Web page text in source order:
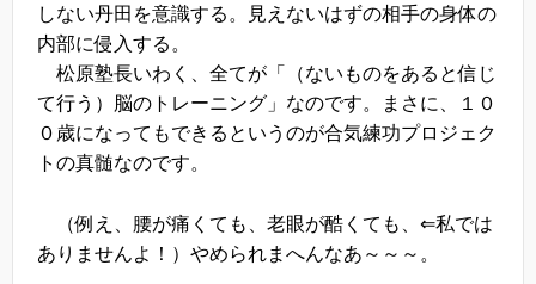
しない丹田を意識する。見えないはずの相手の身体の
内部に侵入する。
松原塾長いわく、全てが「（ないものをあると信じ
て行う）脳のトレーニング」なのです。まさに、１０
０歳になってもできるというのが合気練功プロジェク
トの真髄なのです。
（例え、腰が痛くても、老眼が酷くても、⇐私では
ありませんよ！）やめられまへんなあ～～～。